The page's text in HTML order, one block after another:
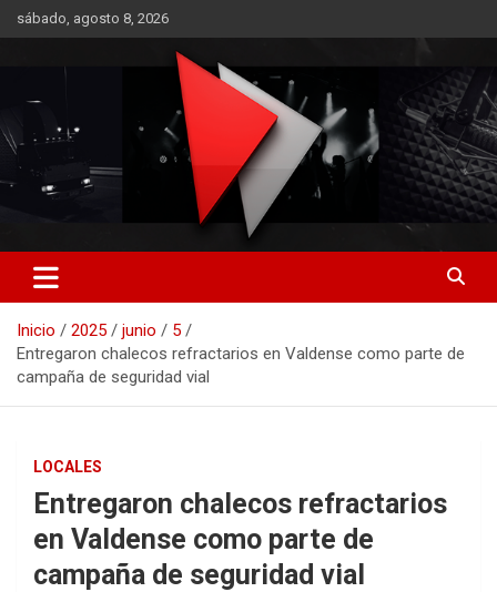
Saltar
al
sábado, agosto 8, 2026
RO CONTENIDOS
Inicio 2025 junio
5
Entregaron chalecos refractarios en Valdense como parte de
campaña de seguridad vial
LOCALES
Entregaron chalecos refractarios
en Valdense como parte de
campaña de seguridad vial